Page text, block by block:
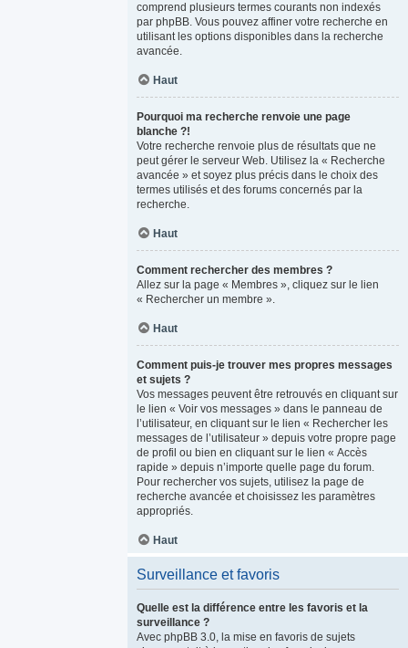
comprend plusieurs termes courants non indexés
par phpBB. Vous pouvez affiner votre recherche en
utilisant les options disponibles dans la recherche
avancée.
Haut
Pourquoi ma recherche renvoie une page
blanche ?!
Votre recherche renvoie plus de résultats que ne
peut gérer le serveur Web. Utilisez la « Recherche
avancée » et soyez plus précis dans le choix des
termes utilisés et des forums concernés par la
recherche.
Haut
Comment rechercher des membres ?
Allez sur la page « Membres », cliquez sur le lien
« Rechercher un membre ».
Haut
Comment puis-je trouver mes propres messages
et sujets ?
Vos messages peuvent être retrouvés en cliquant sur
le lien « Voir vos messages » dans le panneau de
l’utilisateur, en cliquant sur le lien « Rechercher les
messages de l’utilisateur » depuis votre propre page
de profil ou bien en cliquant sur le lien « Accès
rapide » depuis n’importe quelle page du forum.
Pour rechercher vos sujets, utilisez la page de
recherche avancée et choisissez les paramètres
appropriés.
Haut
Surveillance et favoris
Quelle est la différence entre les favoris et la
surveillance ?
Avec phpBB 3.0, la mise en favoris de sujets